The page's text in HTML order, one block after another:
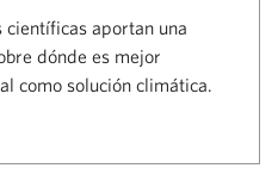
científicas aportan una
dónde es mejor
como solución climática.